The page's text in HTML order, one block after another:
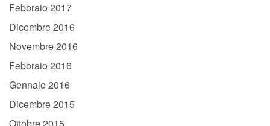
Febbraio 2017
Dicembre 2016
Novembre 2016
Febbraio 2016
Gennaio 2016
Dicembre 2015